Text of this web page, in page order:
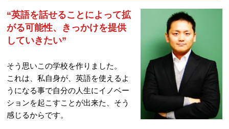
“英語を話せることによって拡
がる可能性、きっかけを提供
していきたい”
そう思いこの学校を作りました。
これは、私自身が、英語を使えるよ
うになる事で自分の人生にイノベー
ションを起こすことが出来た、そう
感じるからです。